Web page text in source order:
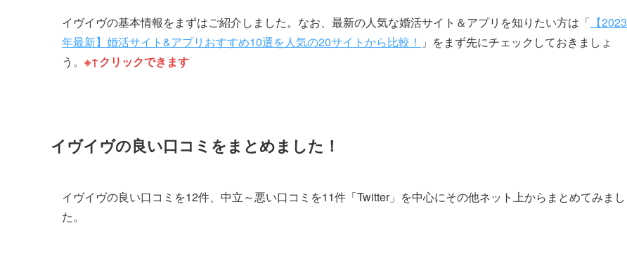
イヴイヴの基本情報をまずはご紹介しました。なお、最新の人気な婚活サイト＆アプリを知りたい方は「 【2023
年最新】婚活サイト&アプリおすすめ10選を人気の20サイトから比較！ 」をまず先にチェックしておきましょ
う。 ※↑クリックできます
イヴイヴの良い口コミをまとめました！
イヴイヴの良い口コミを12件、中立～悪い口コミを11件「Twitter」を中心にその他ネット上からまとめてみまし
た。